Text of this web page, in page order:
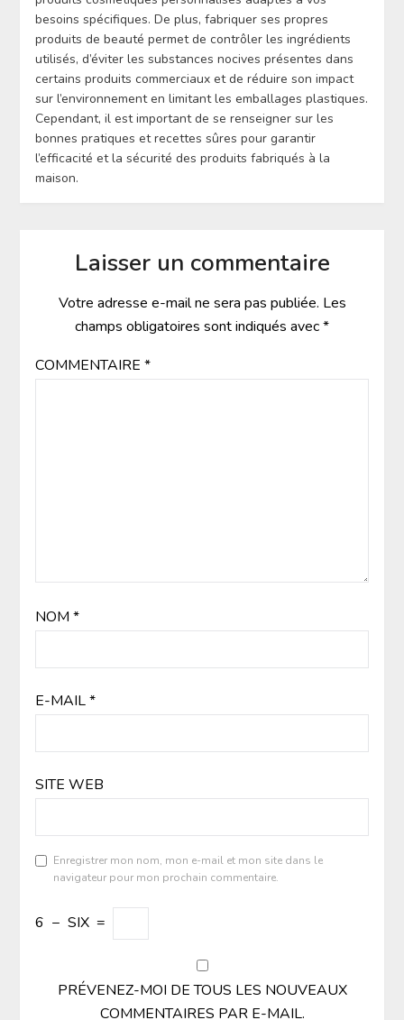
besoins spécifiques. De plus, fabriquer ses propres
produits de beauté permet de contrôler les ingrédients
utilisés, d’éviter les substances nocives présentes dans
certains produits commerciaux et de réduire son impact
sur l’environnement en limitant les emballages plastiques.
Cependant, il est important de se renseigner sur les
bonnes pratiques et recettes sûres pour garantir
l’efficacité et la sécurité des produits fabriqués à la
maison.
Laisser un commentaire
Votre adresse e-mail ne sera pas publiée. Les
champs obligatoires sont indiqués avec*
COMMENTAIRE *
NOM *
E-MAIL*
SITE WEB
Enregistrer mon nom, mon e-mail et mon site dans le
navigateur pour mon prochain commentaire.
6 − SIX =
PRÉVENEZ-MOI DE TOUS LES NOUVEAUX
COMMENTAIRES PAR E-MAIL.